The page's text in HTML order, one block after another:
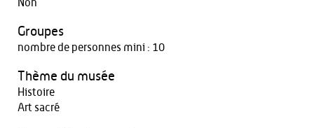
Non
Groupes
nombre de personnes mini : 10
Thème du musée
Histoire
Art sacré